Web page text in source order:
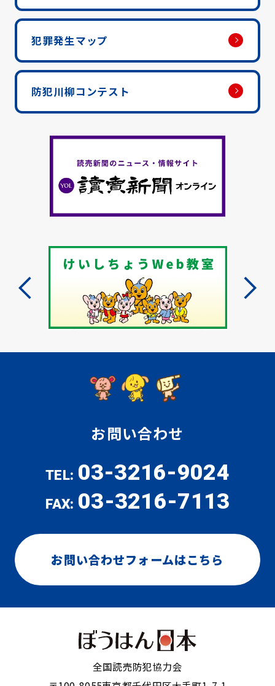
犯罪発生マップ
防犯川柳コンテスト
お問い合わせ
TEL: 03-3216-9024
FAX: 03-3216-7113
お問い合わせフォームはこちら
全国読売防犯協力会